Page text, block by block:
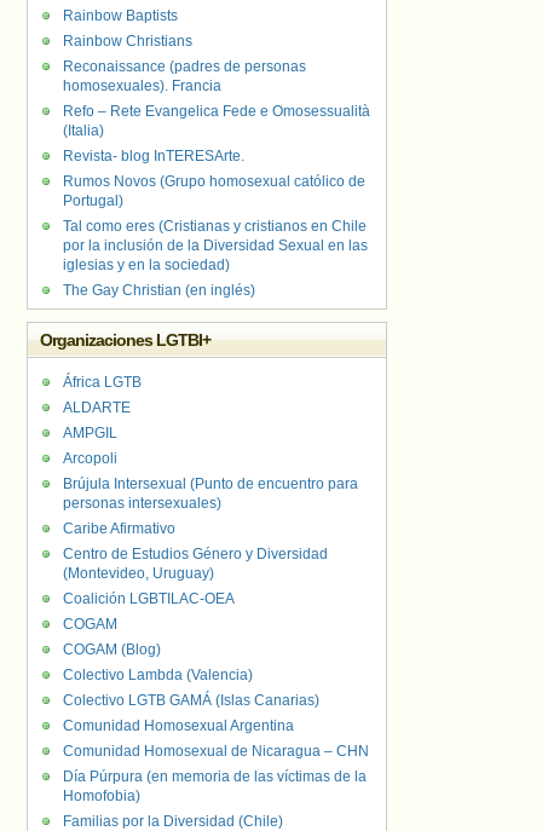
Rainbow Baptists
Rainbow Christians
Reconaissance (padres de personas
homosexuales). Francia
Refo – Rete Evangelica Fede e Omosessualità
(Italia)
Revista- blog InTERESArte.
Rumos Novos (Grupo homosexual católico de
Portugal)
Tal como eres (Cristianas y cristianos en Chile
por la inclusión de la Diversidad Sexual en las
iglesias y en la sociedad)
The Gay Christian (en inglés)
Organizaciones LGTBI+
África LGTB
ALDARTE
AMPGIL
Arcopoli
Brújula Intersexual (Punto de encuentro para
personas intersexuales)
Caribe Afirmativo
Centro de Estudios Género y Diversidad
(Montevideo, Uruguay)
Coalición LGBTILAC-OEA
COGAM
COGAM (Blog)
Colectivo Lambda (Valencia)
Colectivo LGTB GAMÁ (Islas Canarias)
Comunidad Homosexual Argentina
Comunidad Homosexual de Nicaragua – CHN
Día Púrpura (en memoria de las víctimas de la
Homofobia)
Familias por la Diversidad (Chile)